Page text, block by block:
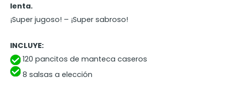
lenta. ­
¡Super jugoso! – ¡­Super sabroso!
INCLUYE:
120 pancitos de manteca caseros
8 salsas a elección